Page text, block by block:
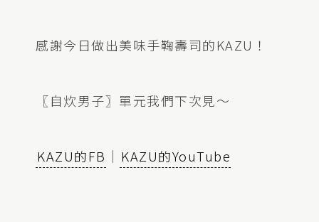
感謝今日做出美味手鞠壽司的KAZU！
〖自炊男子〗單元我們下次見～
KAZU的FB ｜ KAZU的YouTube